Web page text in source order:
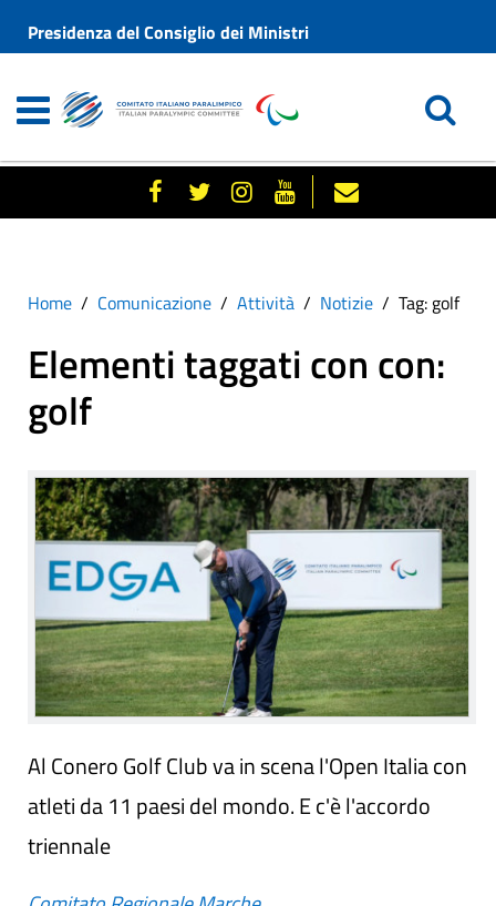
Presidenza del Consiglio dei Ministri
Home Comunicazione Attività Notizie Tag: golf
Elementi taggati con con:
golf
Al Conero Golf Club va in scena l'Open Italia con
atleti da 11 paesi del mondo. E c'è l'accordo
triennale